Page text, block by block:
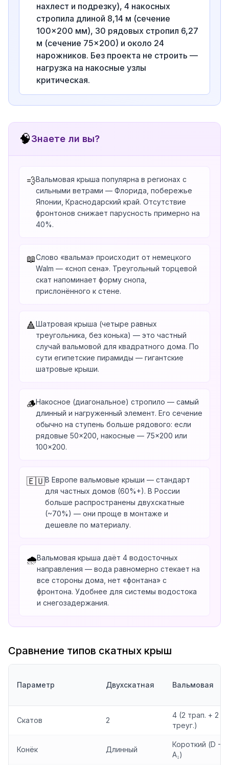
нахлест и подрезку), 4 накосных
стропила длиной 8,14 м (сечение
100×200 мм), 30 рядовых стропил 6,27
м (сечение 75×200) и около 24
нарожников. Без проекта не строить —
нагрузка на накосные узлы
критическая.
🧠Знаете ли вы?
💨Вальмовая крыша популярна в регионах с
сильными ветрами — Флорида, побережье
Японии, Краснодарский край. Отсутствие
фронтонов снижает парусность примерно на
40%.
📖Слово «вальма» происходит от немецкого
Walm — «сноп сена». Треугольный торцевой
скат напоминает форму снопа,
прислонённого к стене.
🔺Шатровая крыша (четыре равных
треугольника, без конька) — это частный
случай вальмовой для квадратного дома. По
сути египетские пирамиды — гигантские
шатровые крыши.
🪵Накосное (диагональное) стропило — самый
длинный и нагруженный элемент. Его сечение
обычно на ступень больше рядового: если
рядовые 50×200, накосные — 75×200 или
100×200.
🇪🇺В Европе вальмовые крыши — стандарт
для частных домов (60%+). В России
больше распространены двухскатные
(~70%) — они проще в монтаже и
дешевле по материалу.
🌧️Вальмовая крыша даёт 4 водосточных
направления — вода равномерно стекает на
все стороны дома, нет «фонтана» с
фронтона. Удобнее для системы водостока
и снегозадержания.
Сравнение типов скатных крыш
Параметр Двухскатная Вальмовая
Скатов 2
4 (2 трап. + 2
треуг.)
Конёк Длинный
Короткий (D −
A₁)